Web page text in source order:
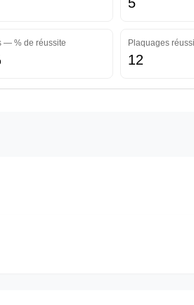
— % de réussite Plaquages
12